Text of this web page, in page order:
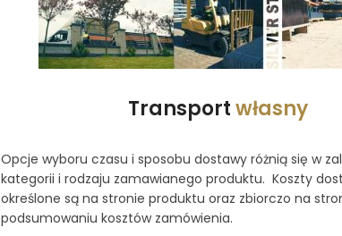
Transportwłasny
Opcje wyboru czasu i sposobu dostawy różnią się w
kategorii i rodzaju zamawianego produktu. Koszty
określone są na stronie produktu oraz zbiorczo na
podsumowaniu kosztów zamówienia.